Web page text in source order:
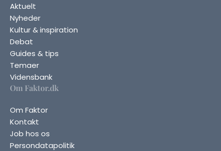
Aktuelt
Nyheder
Kultur & inspiration
Debat
Guides & tips
Temaer
Vidensbank
Om Faktor.dk
Om Faktor
Kontakt
Job hos os
Persondatapolitik